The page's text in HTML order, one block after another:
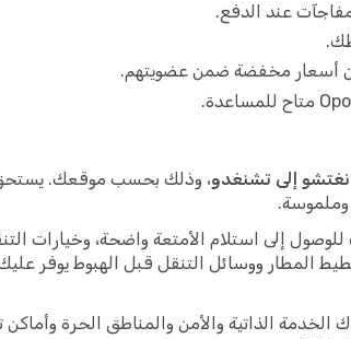
عند الدفع.
، وذلك بحسب موقعك. يستحق
وملموسة.
إلى استلام الأمتعة واضحة، وخيارات
المطار ووسائل التنقل قبل الهبوط يوفر
الذاتية والأمن والمناطق الحرة وأماكن